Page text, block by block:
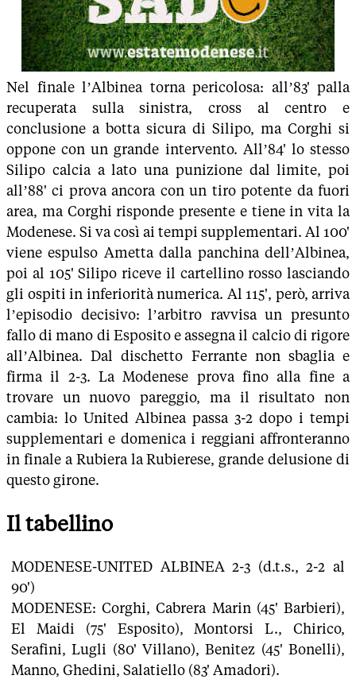
Nel finale l’Albinea torna pericolosa: all’83' palla
recuperata sulla sinistra, cross al centro e
conclusione a botta sicura di Silipo, ma Corghi si
oppone con un grande intervento. All’84' lo stesso
Silipo calcia a lato una punizione dal limite, poi
all’88' ci prova ancora con un tiro potente da fuori
area, ma Corghi risponde presente e tiene in vita la
Modenese. Si va così ai tempi supplementari. Al 100'
viene espulso Ametta dalla panchina dell’Albinea,
poi al 105' Silipo riceve il cartellino rosso lasciando
gli ospiti in inferiorità numerica. Al 115', però, arriva
l’episodio decisivo: l’arbitro ravvisa un presunto
fallo di mano di Esposito e assegna il calcio di rigore
all’Albinea. Dal dischetto Ferrante non sbaglia e
firma il 2-3. La Modenese prova fino alla fine a
trovare un nuovo pareggio, ma il risultato non
cambia: lo United Albinea passa 3-2 dopo i tempi
supplementari e domenica i reggiani affronteranno
in finale a Rubiera la Rubierese, grande delusione di
questo girone.
Il tabellino
MODENESE-UNITED ALBINEA 2-3 (d.t.s., 2-2 al
90')
MODENESE: Corghi, Cabrera Marin (45' Barbieri),
El Maidi (75' Esposito), Montorsi L., Chirico,
Serafini, Lugli (80' Villano), Benitez (45' Bonelli),
Manno, Ghedini, Salatiello (83' Amadori).